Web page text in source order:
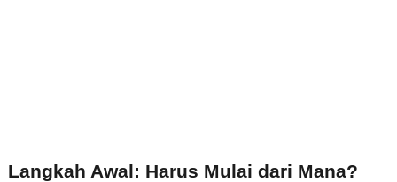
Langkah Awal: Harus Mulai dari Mana?